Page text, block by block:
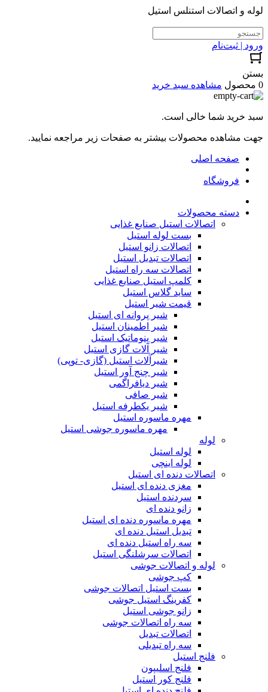
لوله و اتصالات استنلس استیل
ورود | ثبت‌نام
بستن
0 محصول
مشاهده سبد خرید
سبد خرید شما خالی است.
جهت مشاهده محصولات بیشتر به صفحات زیر مراجعه نمایید.
صفحه اصلی
فروشگاه
دسته محصولات
اتصالات استیل صنایع غذایی
بست لوله استیل
اتصالات زانو استیل
اتصالات تبدیل استیل
اتصالات سه راه استیل
کلمپ استیل صنایع غذایی
ساید گلاس استیل
قیمت شیر استیل
شیر پروانه ای استیل
شیر اطمینان استیل
شیر پنوماتیک استیل
شیر آلات گازی استیل
شیرآلات استیل (گازی- توپی)
شیر چنج آور استیل
شیر دیافراگمی
شیر صافی
شیر یکطرفه استیل
مهره ماسوره استیل
مهره ماسوره جوشی استیل
لوله
لوله استیل
لوله اینچی
اتصالات دنده ای استیل
مغزی دنده ای استیل
سردنده استیل
زانو دنده ای
مهره ماسوره دنده ای استیل
تبدیل استیل دنده ای
سه راه استیل دنده ای
اتصالات سرشلنگی استیل
لوله و اتصالات جوشی
کپ جوشی
بست استیل اتصالات جوشی
کفرینگ استیل جوشی
زانو جوشی استیل
سه راه اتصالات جوشی
اتصالات تبدیل
سه راه تبدیلی
فلنج استیل
فلنج اسلیپون
فلنج کور استیل